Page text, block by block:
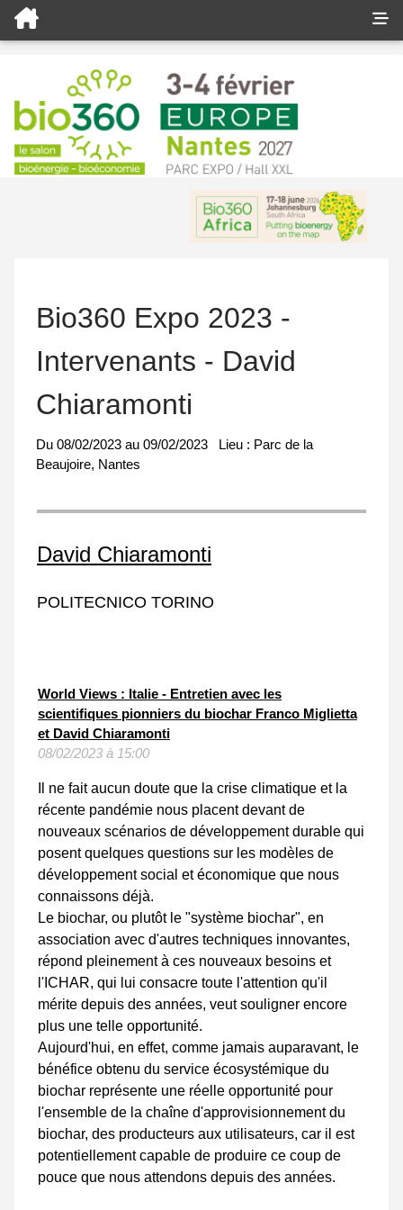
Bio360 Expo 2023 -
Intervenants - David
Chiaramonti
Du 08/02/2023 au 09/02/2023 Lieu : Parc de la
Beaujoire, Nantes
David Chiaramonti
POLITECNICO TORINO
World Views : Italie - Entretien avec les
scientifiques pionniers du biochar Franco Miglietta
et David Chiaramonti
08/02/2023 à 15:00
Il ne fait aucun doute que la crise climatique et la
récente pandémie nous placent devant de
nouveaux scénarios de développement durable qui
posent quelques questions sur les modèles de
développement social et économique que nous
connaissons déjà.
Le biochar, ou plutôt le "système biochar", en
association avec d'autres techniques innovantes,
répond pleinement à ces nouveaux besoins et
l'ICHAR, qui lui consacre toute l'attention qu'il
mérite depuis des années, veut souligner encore
plus une telle opportunité.
Aujourd'hui, en effet, comme jamais auparavant, le
bénéfice obtenu du service écosystémique du
biochar représente une réelle opportunité pour
l'ensemble de la chaîne d'approvisionnement du
biochar, des producteurs aux utilisateurs, car il est
potentiellement capable de produire ce coup de
pouce que nous attendons depuis des années.